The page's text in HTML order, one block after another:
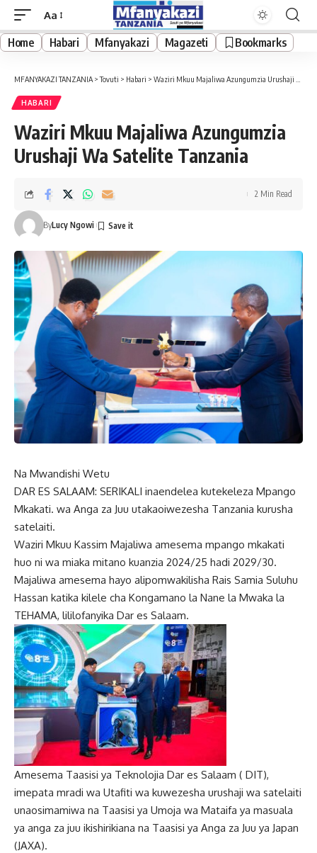
Font
Resizer
Aa
Home Habari Mfanyakazi Magazeti Bookmarks
MFANYAKAZI TANZANIA >Tovuti > Habari > Waziri Mkuu Majaliwa Azungumzia Urushaji Wa Satelite Tanzania
HABARI
Waziri Mkuu Majaliwa Azungumzia
Urushaji Wa Satelite Tanzania
ByLucy Ngowi
2 Min Read
Na Mwandishi Wetu
DAR ES SALAAM: SERIKALI inaendelea kutekeleza Mpango
Mkakati. wa Anga za Juu utakaoiwezesha Tanzania kurusha
satelaiti.
Waziri Mkuu Kassim Majaliwa amesema mpango mkakati
huo ni wa miaka mitano kuanzia 2024/25 hadi 2029/30.
Majaliwa amesema hayo alipomwakilisha Rais Samia Suluhu
Hassan katika kilele cha Kongamano la Nane la Mwaka la
TEHAMA, lililofanyika Dar es Salaam.
Amesema Taasisi ya Teknolojia Dar es Salaam ( DIT),
imepata mradi wa Utafiti wa kuwezesha urushaji wa satelaiti
unaosimamiwa na Taasisi ya Umoja wa Mataifa ya masuala
ya anga za juu ikishirikiana na Taasisi ya Anga za Juu ya Japan
(JAXA).